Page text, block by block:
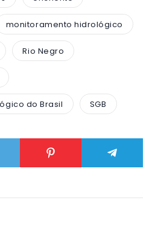
monitoramento hidrológico
Rio Negro
do Brasil SGB